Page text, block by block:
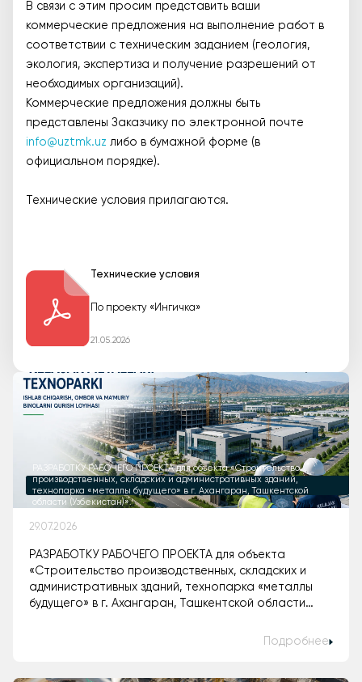
В связи с этим просим представить ваши
коммерческие предложения на выполнение работ в
соответствии с техническим заданием (геология,
экология, экспертиза и получение разрешений от
необходимых организаций).
Коммерческие предложения должны быть
представлены Заказчику по электронной почте
info@uztmk.uz либо в бумажной форме (в
официальном порядке).
Технические условия прилагаются.
Технические условия
По проекту «Ингичка»
21.05.2026
РАЗРАБОТКУ РАБОЧЕГО ПРОЕКТА для объекта «Строительство
производственных, складских и административных зданий,
технопарка «металлы будущего» в г. Ахангаран, Ташкентской
области (Узбекистан)».
29.07.2026
РАЗРАБОТКУ РАБОЧЕГО ПРОЕКТА для объекта
«Строительство производственных, складских и
административных зданий, технопарка «металлы
будущего» в г. Ахангаран, Ташкентской области
Подробнее